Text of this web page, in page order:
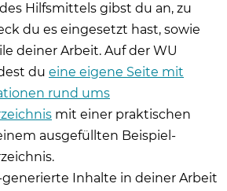
Hilfsmittels gibst du an, zu
du es eingesetzt hast, sowie
deiner Arbeit. Auf der WU
du eine eigene Seite mit
rund ums
mit einer praktischen
ausgefüllten Beispiel-
generierte Inhalte in deiner Arbeit